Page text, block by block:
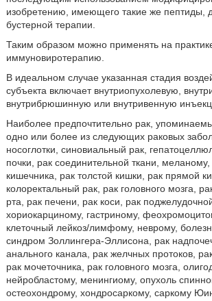
изобретению, имеющего такие же пептиды,
бустерной терапии.
Таким образом можно применять на
иммуновиротерапию.
В идеальном случае указанная стадия
субъекта включает внутриопухолевую,
внутрибрюшинную или внутривенную
Наиболее предпочтительно рак,
одно или более из следующих раковых
носоглотки, синовиальный рак,
почки, рак соединительной ткани, меланому,
кишечника, рак толстой кишки, рак прямой
колоректальный рак, рак головного мозга,
рта, рак печени, рак коси, рак
хориокарциному, гастриному,
клеточный лейкоз/лимфому, неврому,
синдром Золлингера-Эллисона, рак
анального канала, рак желчных протоков,
рак мочеточника, рак головного мозга,
нейробластому, менингиому, опухоль
остеохондрому, хондросаркому, саркому